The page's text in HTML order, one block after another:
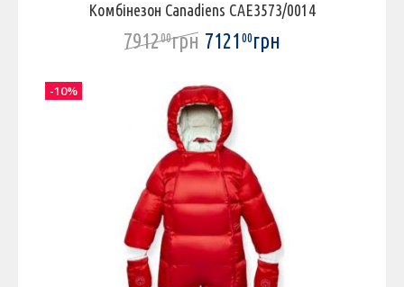
Комбінезон Canadiens CAE3573/0014
791200грн 712100грн
-10%